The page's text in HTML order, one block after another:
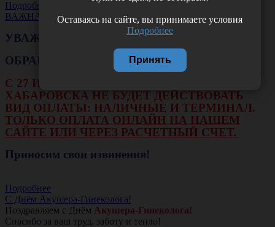
Подробнее
ВАЖНАЯ НОВОСТЬ
УВАЖАЕМЫЕ КЛИЕНТЫ!
ОБРАЩАЕМ ВАШЕ ВНИМАНИЕ!!!
С 27 ИЮЛЯ ПО 16 АВГУСТА В ФИЛИАЛЕ Г.
ХАБАРОВСКА НЕ БУДЕТ ДЕЙСТВОВАТЬ
ВИД ОПЛАТЫ: НАЛИЧНЫЕ И ТЕРМИНАЛ.
ТОЛЬКО ОПЛАТА ОНЛАЙН НА НАШЕМ
САЙТЕ ИЛИ ЧЕРЕЗ РАСЧЕТНЫЙ СЧЕТ.
Приносим свои извинения!
Подробнее
С Днём Акушера-Гинеколога!
Поздравляем с Днём Акушера-Гинеколога!
Спасибо за ваш труд, заботу и тепло!
Оставаясь на сайте, вы принимаете условия
Подробнее
Принять